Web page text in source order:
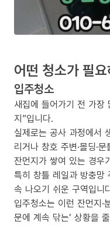
어떤 청소가 필
입주청소
새집에 들어가기 전 가장
지”입니다.
실제로는 공사 과정에서
리거나 창호 주변·몰딩·
잔먼지가 쌓여 있는 경우
특히 창틀 레일과 방충망
속 나오기 쉬운 구역입니
입주청소는 이런 잔먼지·
문에 계속 닦는’ 상황을